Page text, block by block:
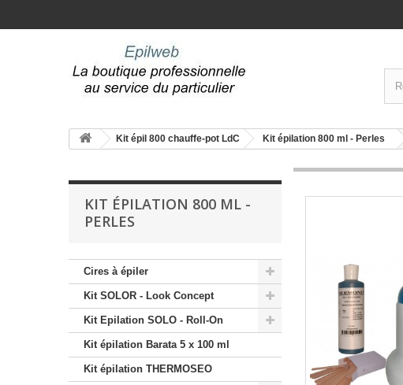
Kit épil 800 chauffe-pot LdC Kit épilation 800 ml - Perles
KIT ÉPILATION 800 ML -
PERLES
Cires à épiler
Kit SOLOR - Look Concept
Kit Epilation SOLO - Roll-On
Kit épilation Barata 5 x 100 ml
Kit épilation THERMOSEO